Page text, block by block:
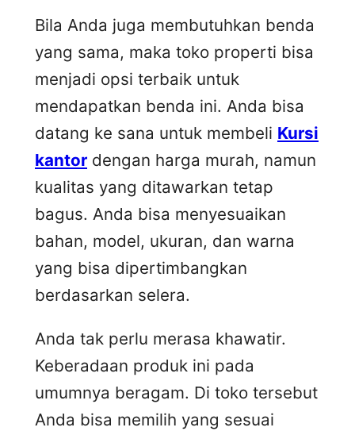
Bila Anda juga membutuhkan benda
yang sama, maka toko properti bisa
menjadi opsi terbaik untuk
mendapatkan benda ini. Anda bisa
datang ke sana untuk membeli Kursi
kantor dengan harga murah, namun
kualitas yang ditawarkan tetap
bagus. Anda bisa menyesuaikan
bahan, model, ukuran, dan warna
yang bisa dipertimbangkan
berdasarkan selera.
Anda tak perlu merasa khawatir.
Keberadaan produk ini pada
umumnya beragam. Di toko tersebut
Anda bisa memilih yang sesuai